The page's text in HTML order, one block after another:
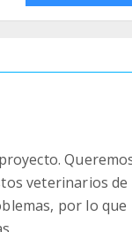
veterinarios de
por lo